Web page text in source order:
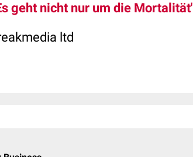
geht nicht nur um die
ltd